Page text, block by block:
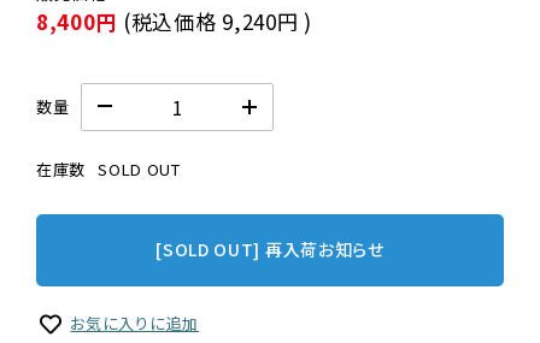
8,400円 (税込価格 9,240円 )
数量
在庫数 SOLD OUT
[SOLD OUT] 再入荷お知らせ
お気に入りに追加